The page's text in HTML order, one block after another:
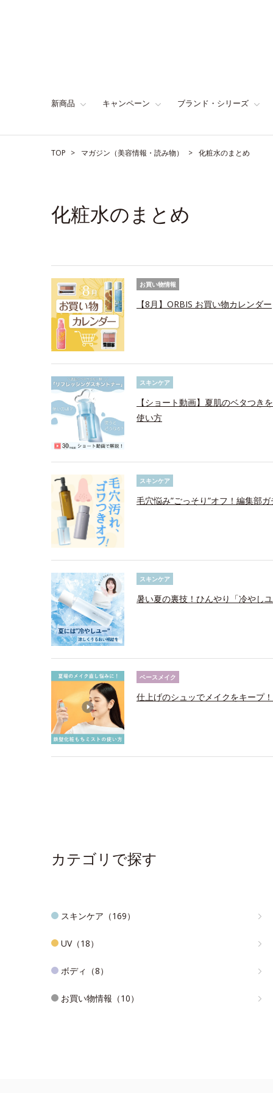
新商品 キャンペーン ブランド・シリーズ
TOP マガジン（美容情報・読み物） 化粧水のまとめ
化粧水のまとめ
お買い物情報
【8月】ORBIS お買い物カレンダー
スキンケア
【ショート動画】夏肌のベタつき
使い方
スキンケア
毛穴悩み”ごっそり”オフ！編集部
スキンケア
暑い夏の裏技！ひんやり「冷やし
ベースメイク
仕上げのシュッでメイクをキープ
カテゴリで探す
スキンケア（169）
UV（18）
ボディ（8）
お買い物情報（10）